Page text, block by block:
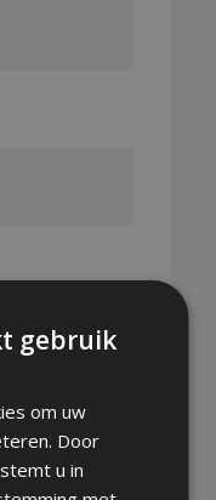
gebruik
om uw
Door
u in